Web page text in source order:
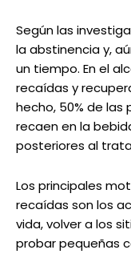
Según las
la abstinencia y,
un tiempo. En el
recaídas y
hecho, 50% de las
recaen en la
posteriores al
Los principales
recaídas son los
vida, volver a los
probar pequeñas